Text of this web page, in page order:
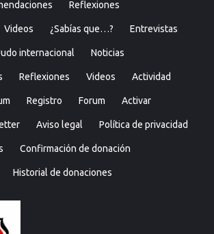
Reflexiones
Videos ¿Sabías que…? Entrevistas
internacional Noticias
Reflexiones Videos Actividad
Registro Forum Activar
Aviso legal Política de privacidad
Confirmación de donación
Historial de donaciones